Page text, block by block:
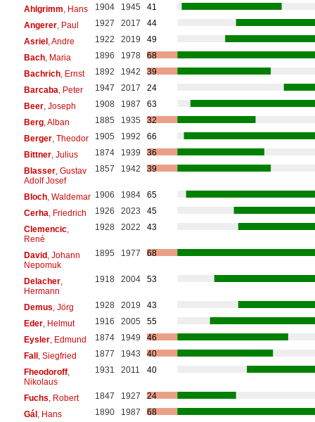
Ahlgrimm , Hans 1904 1945
41
Angerer, Paul 1927 2017
44
Asriel, Andre 1922 2019
49
Bach, Maria 1896 1978
68
Bachrich, Ernst 1892 1942
39
Barcaba , Peter 1947 2017
24
Beer, Joseph 1908 1987
63
Berg, Alban 1885 1935
32
Berger, Theodor 1905 1992
66
Bittner, Julius 1874 1939
36
Blasser, Gustav
Adolf Josef
1857 1942 39
Bloch, Waldemar 1906 1984
65
Cerha , Friedrich 1926 2023
45
Clemencic,
René
1928 2022 43
David, Johann
Nepomuk
1895 1977 68
Delacher,
Hermann
1918 2004 53
Demus , Jörg 1928 2019
43
Eder, Helmut 1916 2005
55
Eysler, Edmund 1874 1949
46
Fall, Siegfried 1877 1943
40
Fheodoroff,
Nikolaus
1931 2011 40
Fuchs , Robert 1847 1927
24
Gál, Hans 1890 1987
68